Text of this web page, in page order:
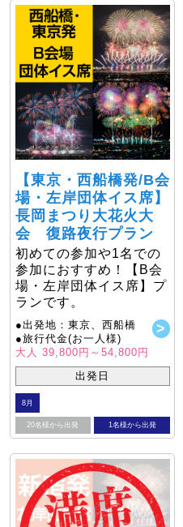
【東京・西船橋発/B会
場・左岸団体イス席】
長岡まつり大花火大
会 復路夜行プラン
初めての参加や1名での
参加におすすめ！【B会
場・左岸団体イス席】プ
ランです。
●出発地：東京、西船橋
●旅行代金(お一人様)
大人 39,800円～54,800円
出発日
8月
20名様から出発 1名様から出発